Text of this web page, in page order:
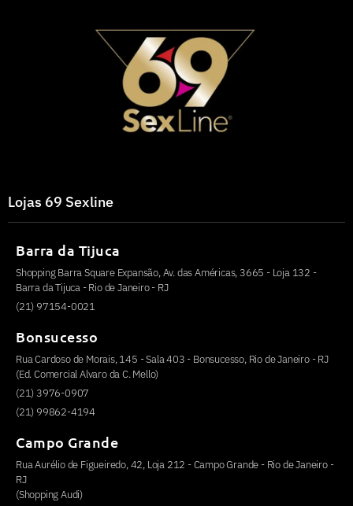
Lojas 69 Sexline
Barra da Tijuca
Shopping Barra Square Expansão, Av. das Américas, 3665 - Loja 132 -
Barra da Tijuca - Rio de Janeiro - RJ
(21) 97154-0021
Bonsucesso
Rua Cardoso de Morais, 145 - Sala 403 - Bonsucesso, Rio de Janeiro - RJ
(Ed. Comercial Alvaro da C. Mello)
(21) 3976-0907
(21) 99862-4194
Campo Grande
Rua Aurélio de Figueiredo, 42, Loja 212 - Campo Grande - Rio de Janeiro -
RJ
(Shopping Audi)